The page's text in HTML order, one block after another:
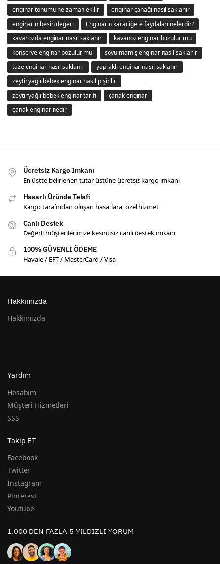
enginar tohumu ne zaman ekilir
enginar çanağı nasıl saklanır
enginarın besin değeri
Enginarın karaciğere faydaları nelerdir?
kavanozda enginar nasıl saklanır
kavanoz enginar bozulur mu
konserve enginar bozulur mu
soyulmamış enginar nasıl saklanır
taze enginar nasıl saklanır
yapraklı enginar nasıl saklanır
zeytinyağlı bebek enginar nasıl pişirilir
zeytinyağlı bebek enginar tarifi
çanak enginar
çanak enginar nedir
Ücretsiz Kargo İmkanı
En üstte belirlenen tutar üstüne ücretsiz kargo imkanı
Hasarlı Üründe Telafi
Kargo tarafından oluşan hasarlara, özel hizmet
Canlı Destek
Değerli müşterilerimize kesintisiz canlı destek imkanı
100% GÜVENLİ ÖDEME
Havale / EFT / MasterCard / Visa
Hakkımızda
Hakkımızda
Yardım
Hesabım
Müşteri Hizmetleri
SSS
Takip ET
Facebook
Twitter
Instagram
Pinterest
Youtube
1.000’DEN FAZLA 5 YILDIZLI YORUM